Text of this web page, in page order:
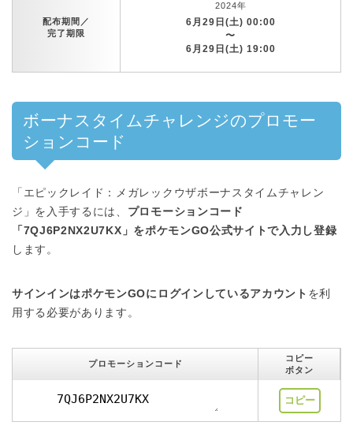
配布期間／
完了期限
2024年
6月29日(土) 00:00
〜
6月29日(土) 19:00
ボーナスタイムチャレンジのプロモー
ションコード
「エピックレイド：メガレックウザボーナスタイムチャレン
ジ」を入手するには、 プロモーションコード
「7QJ6P2NX2U7KX」をポケモンGO公式サイトで入力し登録
します。
サインインはポケモンGOにログインしているアカウント を利
用する必要があります。
プロモーションコード
コピー
ボタン
コピー